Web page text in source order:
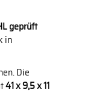
geprüft
in
Die
41 x 9,5 x 11